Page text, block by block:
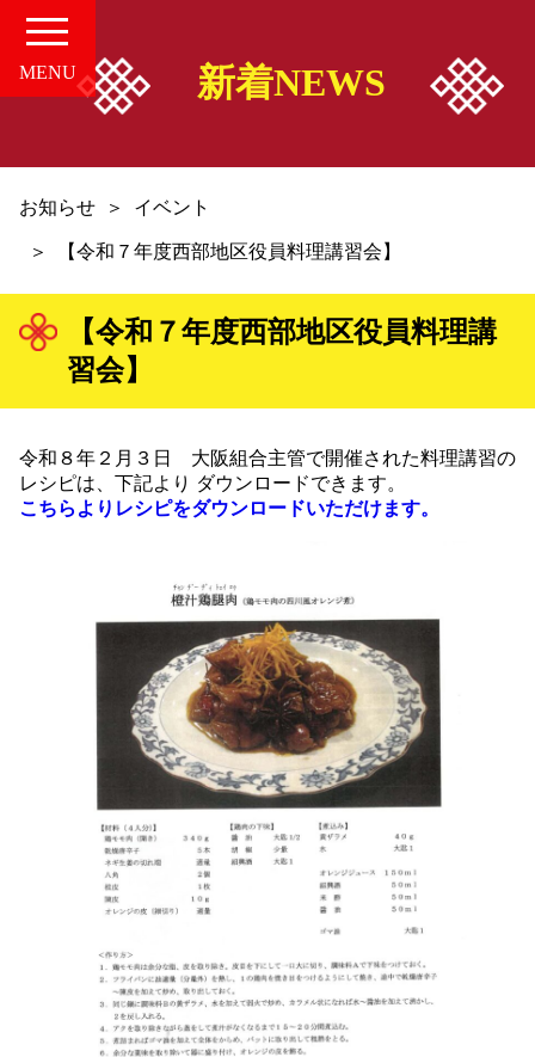
MENU
愛知の中華案内所
店舗情報
お知らせ
お問い合せ
組合概要
組合加入案内
関係者リンク
052-241-2312
新着NEWS
お知らせ イベント
【令和７年度西部地区役員料理講習会】
【令和７年度西部地区役員料理講
習会】
令和８年２月３日 大阪組合主管で開催された料理講習の
レシピは、下記より ダウンロードできます。
こちらよりレシピをダウンロードいただけます。